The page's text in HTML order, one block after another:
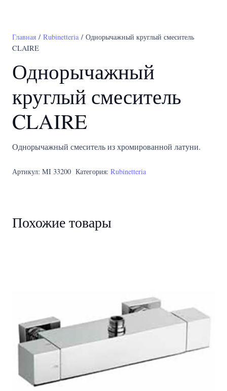
Главная / Rubinetteria / Однорычажный круглый смеситель
CLAIRE
Однорычажный
круглый смеситель
CLAIRE
Однорычажный смеситель из хромированной латуни.
Артикул: MI 33200 Категория: Rubinetteria
Похожие товары